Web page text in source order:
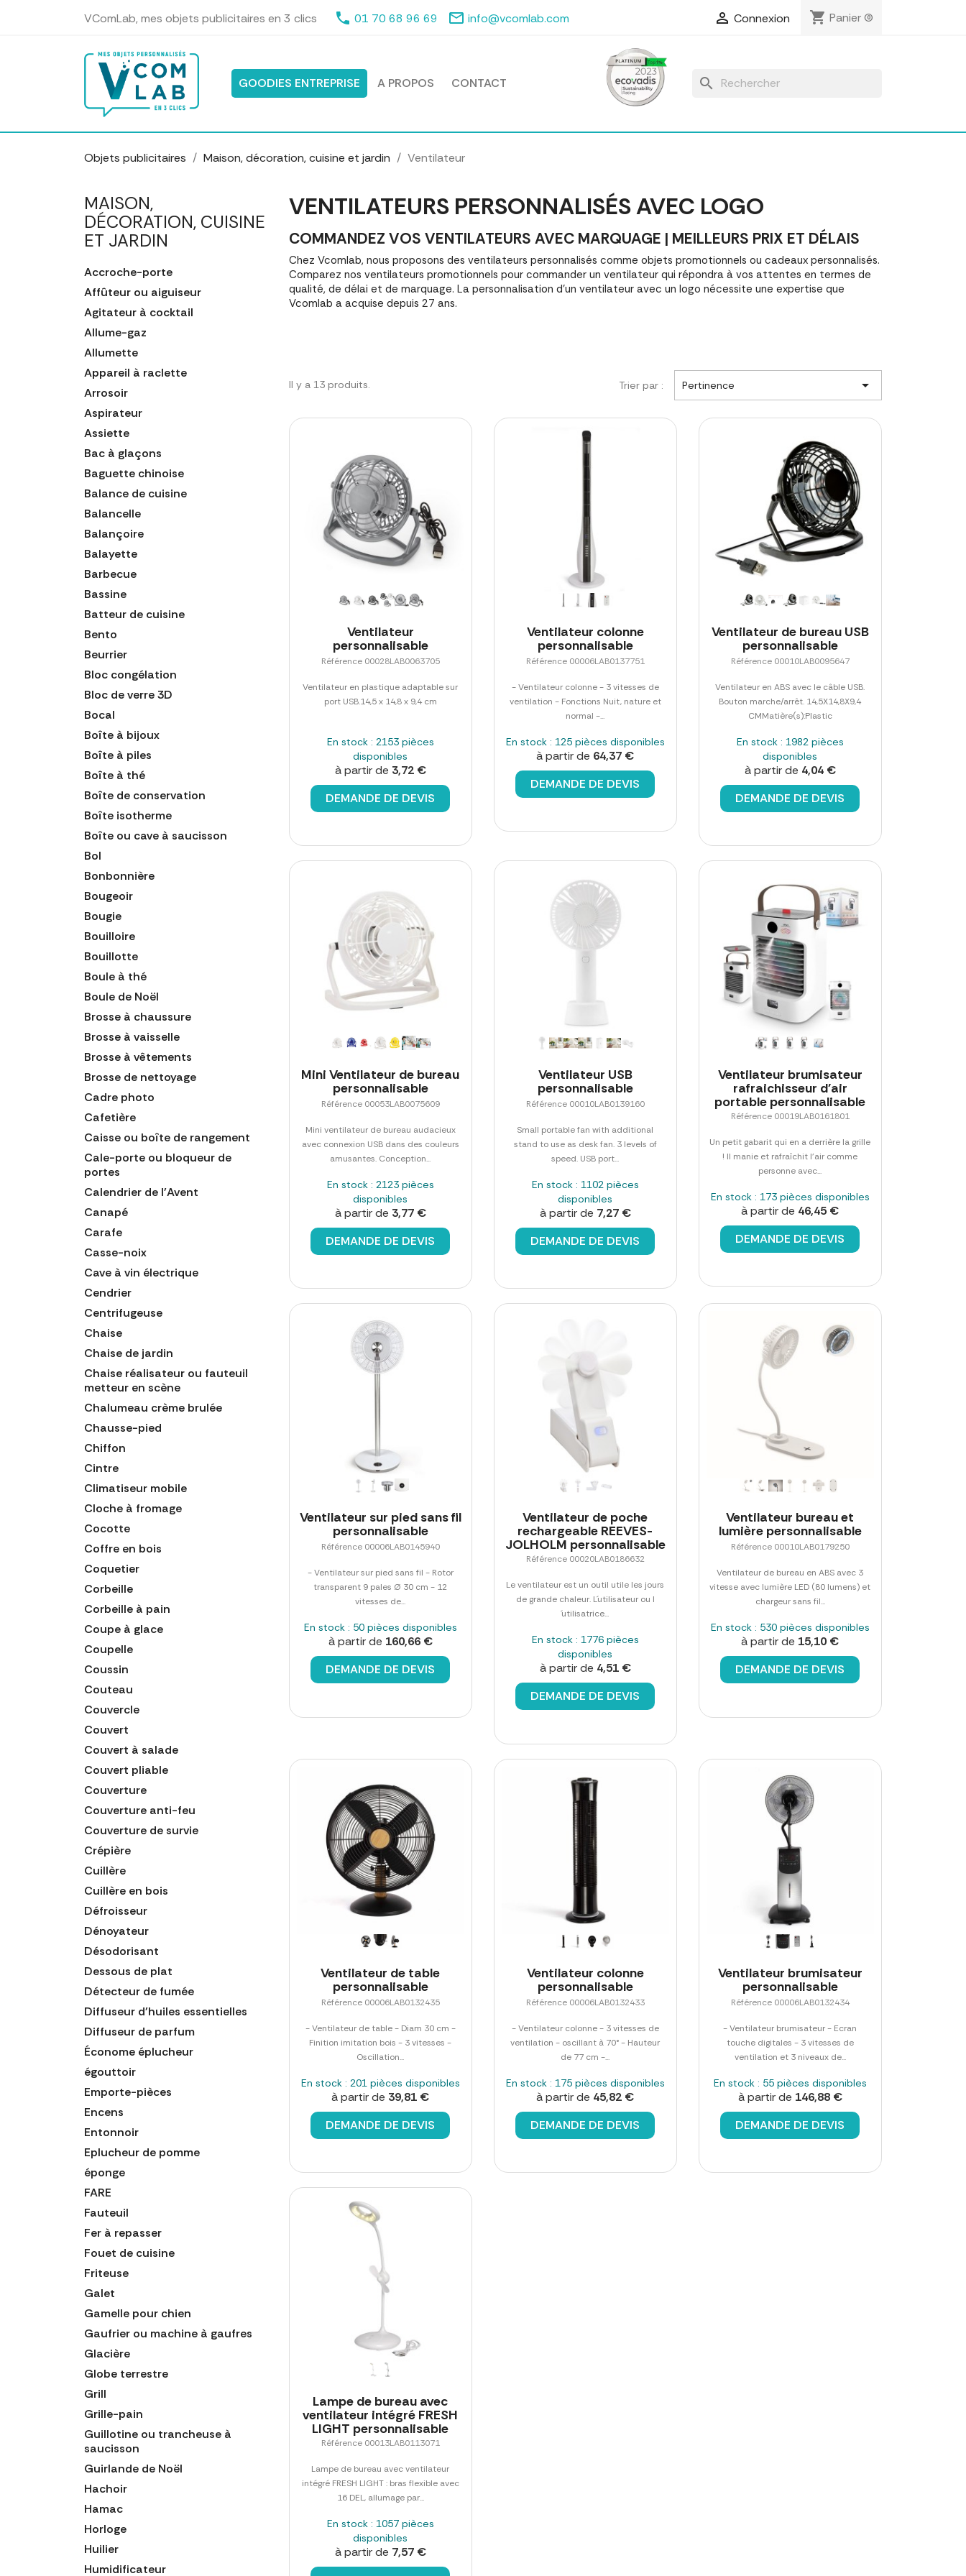
VComLab, mes objets publicitaires en 3 clics phone 01 70 68 96 69 mail_outline info@vcomlab.com  Connexion shopping_cart Panier(0)
GOODIES ENTREPRISE A PROPOS CONTACT search
Objets publicitaires Maison, décoration, cuisine et jardin Ventilateur
MAISON,
DÉCORATION, CUISINE
ET JARDIN
Accroche-porte
Affûteur ou aiguiseur
Agitateur à cocktail
Allume-gaz
Allumette
Appareil à raclette
Arrosoir
Aspirateur
Assiette
Bac à glaçons
Baguette chinoise
Balance de cuisine
Balancelle
Balançoire
Balayette
Barbecue
Bassine
Batteur de cuisine
Bento
Beurrier
Bloc congélation
Bloc de verre 3D
Bocal
Boîte à bijoux
Boîte à piles
Boîte à thé
Boîte de conservation
Boîte isotherme
Boîte ou cave à saucisson
Bol
Bonbonnière
Bougeoir
Bougie
Bouilloire
Bouillotte
Boule à thé
Boule de Noël
Brosse à chaussure
Brosse à vaisselle
Brosse à vêtements
Brosse de nettoyage
Cadre photo
Cafetière
Caisse ou boîte de rangement
Cale-porte ou bloqueur de
portes
Calendrier de l'Avent
Canapé
Carafe
Casse-noix
Cave à vin électrique
Cendrier
Centrifugeuse
Chaise
Chaise de jardin
Chaise réalisateur ou fauteuil
metteur en scène
Chalumeau crème brulée
Chausse-pied
Chiffon
Cintre
Climatiseur mobile
Cloche à fromage
Cocotte
Coffre en bois
Coquetier
Corbeille
Corbeille à pain
Coupe à glace
Coupelle
Coussin
Couteau
Couvercle
Couvert
Couvert à salade
Couvert pliable
Couverture
Couverture anti-feu
Couverture de survie
Crépière
Cuillère
Cuillère en bois
Défroisseur
Dénoyateur
Désodorisant
Dessous de plat
Détecteur de fumée
Diffuseur d'huiles essentielles
Diffuseur de parfum
Économe éplucheur
égouttoir
Emporte-pièces
Encens
Entonnoir
Eplucheur de pomme
éponge
FARE
Fauteuil
Fer à repasser
Fouet de cuisine
Friteuse
Galet
Gamelle pour chien
Gaufrier ou machine à gaufres
Glacière
Globe terrestre
Grill
Grille-pain
Guillotine ou trancheuse à
saucisson
Guirlande de Noël
Hachoir
Hamac
Horloge
Huilier
Humidificateur
VENTILATEURS PERSONNALISÉS AVEC LOGO
COMMANDEZ VOS VENTILATEURS AVEC MARQUAGE | MEILLEURS PRIX ET DÉLAIS
Chez Vcomlab, nous proposons des ventilateurs personnalisés comme objets promotionnels ou cadeaux personnalisés.
Comparez nos ventilateurs promotionnels pour commander un ventilateur qui répondra à vos attentes en termes de
qualité, de délai et de marquage. La personnalisation d'un ventilateur avec un logo nécessite une expertise que
Vcomlab a acquise depuis 27 ans.
Il y a 13 produits. Trier par : Pertinence 
Ventilateur
personnalisable
Référence 00028LAB0063705
Ventilateur en plastique adaptable sur
port USB.14,5 x 14,8 x 9,4 cm
En stock : 2153 pièces
disponibles
à partir de 3,72 €
DEMANDE DE DEVIS
Ventilateur colonne
personnalisable
Référence 00006LAB0137751
- Ventilateur colonne - 3 vitesses de
ventilation - Fonctions Nuit, nature et
normal -...
En stock : 125 pièces disponibles
à partir de 64,37 €
DEMANDE DE DEVIS
Ventilateur de bureau USB
personnalisable
Référence 00010LAB0095647
Ventilateur en ABS avec le câble USB.
Bouton marche/arrêt. 14,5X14,8X9,4
CMMatière(s):Plastic
En stock : 1982 pièces
disponibles
à partir de 4,04 €
DEMANDE DE DEVIS
Mini Ventilateur de bureau
personnalisable
Référence 00053LAB0075609
Mini ventilateur de bureau audacieux
avec connexion USB dans des couleurs
amusantes. Conception...
En stock : 2123 pièces
disponibles
à partir de 3,77 €
DEMANDE DE DEVIS
Ventilateur USB
personnalisable
Référence 00010LAB0139160
Small portable fan with additional
stand to use as desk fan. 3 levels of
speed. USB port...
En stock : 1102 pièces
disponibles
à partir de 7,27 €
DEMANDE DE DEVIS
Ventilateur brumisateur
rafraichisseur d'air
portable personnalisable
Référence 00019LAB0161801
Un petit gabarit qui en a derrière la grille
! Il manie et rafraîchit l'air comme
personne avec...
En stock : 173 pièces disponibles
à partir de 46,45 €
DEMANDE DE DEVIS
Ventilateur sur pied sans fil
personnalisable
Référence 00006LAB0145940
- Ventilateur sur pied sans fil - Rotor
transparent 9 pales Ø 30 cm - 12
vitesses de...
En stock : 50 pièces disponibles
à partir de 160,66 €
DEMANDE DE DEVIS
Ventilateur de poche
rechargeable REEVES-
JOLHOLM personnalisable
Référence 00020LAB0186632
Le ventilateur est un outil utile les jours
de grande chaleur. L´utilisateur ou l
´utilisatrice...
En stock : 1776 pièces
disponibles
à partir de 4,51 €
DEMANDE DE DEVIS
Ventilateur bureau et
lumière personnalisable
Référence 00010LAB0179250
Ventilateur de bureau en ABS avec 3
vitesse avec lumière LED (80 lumens) et
chargeur sans fil...
En stock : 530 pièces disponibles
à partir de 15,10 €
DEMANDE DE DEVIS
Ventilateur de table
personnalisable
Référence 00006LAB0132435
- Ventilateur de table - Diam 30 cm -
Finition imitation bois - 3 vitesses -
Oscillation...
En stock : 201 pièces disponibles
à partir de 39,81 €
DEMANDE DE DEVIS
Ventilateur colonne
personnalisable
Référence 00006LAB0132433
- Ventilateur colonne - 3 vitesses de
ventilation - oscillant à 70° - Hauteur
de 77 cm -...
En stock : 175 pièces disponibles
à partir de 45,82 €
DEMANDE DE DEVIS
Ventilateur brumisateur
personnalisable
Référence 00006LAB0132434
- Ventilateur brumisateur - Ecran
touche digitales - 3 vitesses de
ventilation et 3 niveaux de...
En stock : 55 pièces disponibles
à partir de 146,88 €
DEMANDE DE DEVIS
Lampe de bureau avec
ventilateur intégré FRESH
LIGHT personnalisable
Référence 00013LAB0113071
Lampe de bureau avec ventilateur
intégré FRESH LIGHT : bras flexible avec
16 DEL, allumage par...
En stock : 1057 pièces
disponibles
à partir de 7,57 €